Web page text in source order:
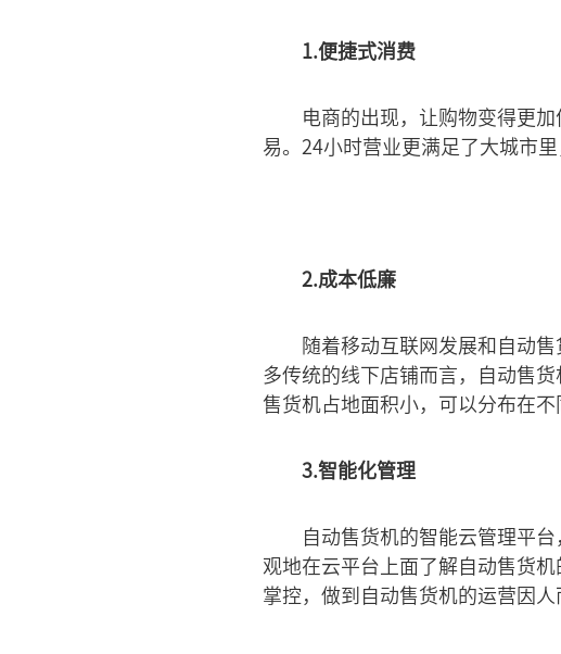
1.便捷式消费
电商的出现，让购物变得更
易。24小时营业更满足了大城市
2.成本低廉
随着移动互联网发展和自动
多传统的线下店铺而言，自动售
售货机占地面积小，可以分布在
3.智能化管理
自动售货机的智能云管理平
观地在云平台上面了解自动售货
掌控，做到自动售货机的运营因人